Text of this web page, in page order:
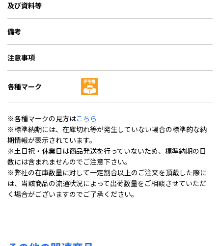
及び資料等
備考
注意事項
各種マーク
※各種マークの見方はこちら
※標準納期には、在庫切れ等が発生していない場合の標準的な納
期情報が表示されています。
※土日祝・休業日は商品発送を行っていないため、標準納期の日
数には含まれませんのでご注意下さい。
※弊社の在庫数量に対して一定割合以上のご注文を頂戴した際に
は、当該商品の流通状況によって出荷数量をご相談させていただ
く場合がございますのでご了承ください。